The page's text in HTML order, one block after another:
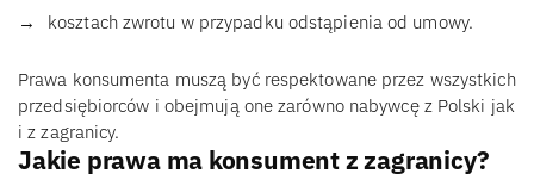
kosztach zwrotu w przypadku odstąpienia od umowy.
Prawa konsumenta muszą być respektowane przez wszystkich
przedsiębiorców i obejmują one zarówno nabywcę z Polski jak
i z zagranicy.
Jakie prawa ma konsument z zagranicy?